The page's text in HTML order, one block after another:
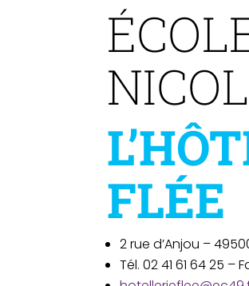
FLÉE
2 rue d’Anjou –
Tél. 02 41 61 64 25 –